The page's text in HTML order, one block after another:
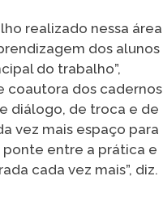
realizado nessa área
dos alunos
do trabalho”,
coautora dos cadernos
diálogo, de troca e de
vez mais espaço para
entre a prática e
cada vez mais”, diz.